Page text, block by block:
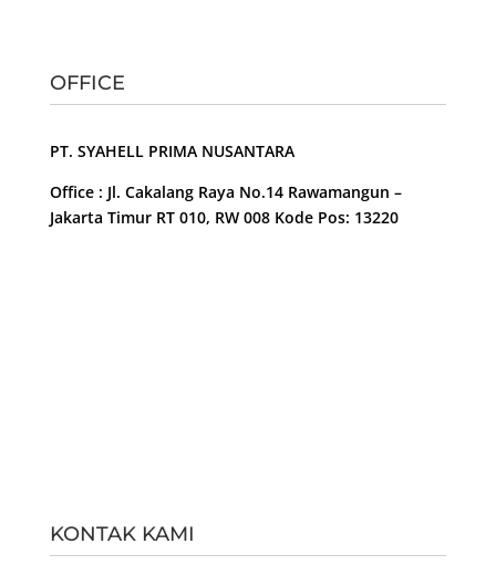
OFFICE
PT. SYAHELL PRIMA NUSANTARA
Office : Jl. Cakalang Raya No.14 Rawamangun –
Jakarta Timur RT 010, RW 008 Kode Pos: 13220
KONTAK KAMI